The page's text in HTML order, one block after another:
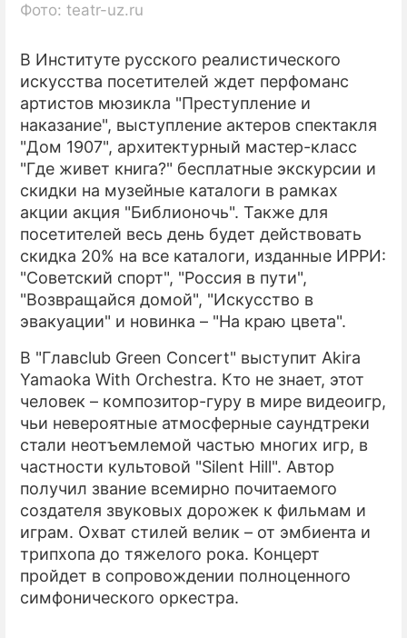
Фото: teatr-uz.ru
В Институте русского реалистического
искусства посетителей ждет перфоманс
артистов мюзикла "Преступление и
наказание", выступление актеров спектакля
"Дом 1907", архитектурный мастер-класс
"Где живет книга?" бесплатные экскурсии и
скидки на музейные каталоги в рамках
акции акция "Библионочь". Также для
посетителей весь день будет действовать
скидка 20% на все каталоги, изданные ИРРИ:
"Советский спорт", "Россия в пути",
"Возвращайся домой", "Искусство в
эвакуации" и новинка – "На краю цвета".
В "Главclub Green Concert" выступит Akira
Yamaoka With Orchestra. Кто не знает, этот
человек – композитор-гуру в мире видеоигр,
чьи невероятные атмосферные саундтреки
стали неотъемлемой частью многих игр, в
частности культовой "Silent Hill". Автор
получил звание всемирно почитаемого
создателя звуковых дорожек к фильмам и
играм. Охват стилей велик – от эмбиента и
трипхопа до тяжелого рока. Концерт
пройдет в сопровождении полноценного
симфонического оркестра.